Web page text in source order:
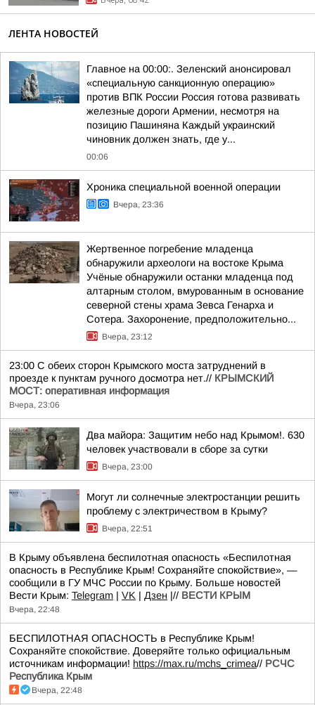
ЛЕНТА НОВОСТЕЙ
Главное на 00:00:. Зеленский анонсировал
«специальную санкционную операцию»
против ВПК России Россия готова развивать
железные дороги Армении, несмотря на
позицию Пашиняна Каждый украинский
чиновник должен знать, где у...
00:06
Хроника специальной военной операции
Вчера, 23:36
Жертвенное погребение младенца
обнаружили археологи на востоке Крыма
Учёные обнаружили останки младенца под
алтарным столом, вмурованным в основание
северной стены храма Зевса Генарха и
Сотера. Захоронение, предположительно...
Вчера, 23:12
23:00 С обеих сторон Крымского моста затруднений в
проезде к пунктам ручного досмотра нет.// КРЫМСКИЙ
МОСТ: оперативная информация
Вчера, 23:06
Два майора: Защитим небо над Крымом!. 630
человек участвовали в сборе за сутки
Вчера, 23:00
Могут ли солнечные электростанции решить
проблему с электричеством в Крыму?
Вчера, 22:51
В Крыму объявлена беспилотная опасность «Беспилотная
опасность в Республике Крым! Сохраняйте спокойствие», —
сообщили в ГУ МЧС России по Крыму. Больше новостей
Вести Крым: Telegram | VK | Дзен |// ВЕСТИ КРЫМ
Вчера, 22:48
БЕСПИЛОТНАЯ ОПАСНОСТЬ в Республике Крым!
Сохраняйте спокойствие. Доверяйте только официальным
источникам информации! https://max.ru/mchs_crimea// РСЧС
Республика Крым
Вчера, 22:48